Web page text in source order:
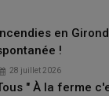
en
!
28 juillet 2026
" À la ferme